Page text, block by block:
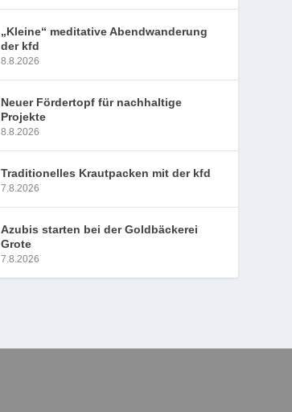
„Kleine“ meditative Abendwanderung
der kfd
8.8.2026
Neuer Fördertopf für nachhaltige
Projekte
8.8.2026
Traditionelles Krautpacken mit der kfd
7.8.2026
Azubis starten bei der Goldbäckerei
Grote
7.8.2026